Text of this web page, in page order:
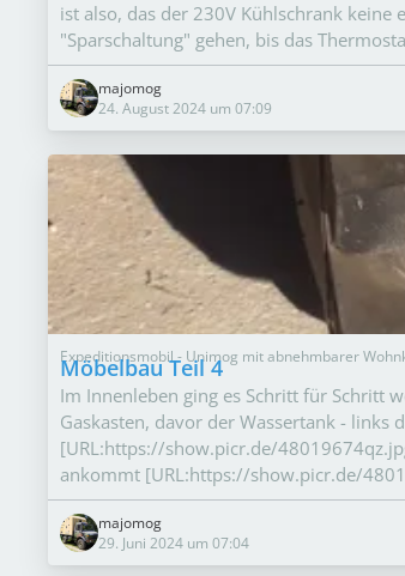
ist also, das der 230V Kühlschrank
"Sparschaltung" gehen, bis das
majomog
24. August 2024 um 07:09
Expeditionsmobil - Unimog mit abnehmbarer
Möbelbau Teil 4
Im Innenleben ging es Schritt für Schritt
Gaskasten, davor der Wassertank - links
[URL:https://show.picr.de/
ankommt [URL:https://show.picr.de/
majomog
29. Juni 2024 um 07:04